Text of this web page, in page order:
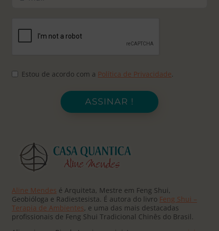
Estou de acordo com a Política de Privacidade.
ASSINAR !
Aline Mendes é Arquiteta, Mestre em Feng Shui,
Geobióloga e Radiestesista. É autora do livro Feng Shui –
Terapia de Ambientes, e uma das mais destacadas
profissionais de Feng Shui Tradicional Chinês do Brasil.